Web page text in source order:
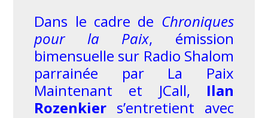
Dans le cadre de Chroniques
pour la Paix, émission
bimensuelle sur Radio Shalom
parrainée par La Paix
Maintenant et JCall, Ilan
Rozenkier s’entretient avec